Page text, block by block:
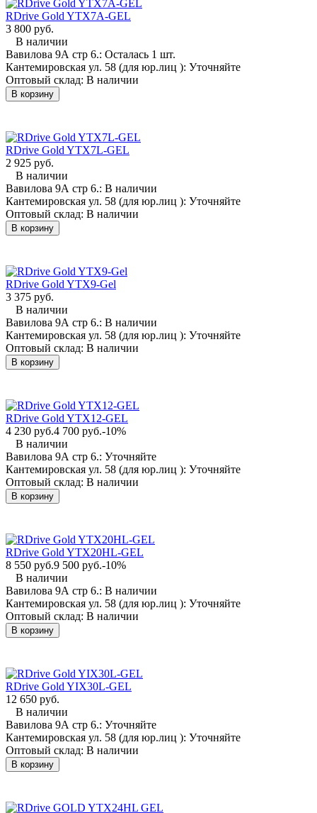
RDrive Gold YTX7A-GEL
3 800 руб.
В наличии
Вавилова 9А стр 6.: Осталась 1 шт.
Кантемировская ул. 58 (для юр.лиц ): Уточняйте
Оптовый склад: В наличии
В корзину
RDrive Gold YTX7L-GEL
2 925 руб.
В наличии
Вавилова 9А стр 6.: В наличии
Кантемировская ул. 58 (для юр.лиц ): Уточняйте
Оптовый склад: В наличии
В корзину
RDrive Gold YTX9-Gel
3 375 руб.
В наличии
Вавилова 9А стр 6.: В наличии
Кантемировская ул. 58 (для юр.лиц ): Уточняйте
Оптовый склад: В наличии
В корзину
RDrive Gold YTX12-GEL
4 230 руб.4 700 руб.-10%
В наличии
Вавилова 9А стр 6.: Уточняйте
Кантемировская ул. 58 (для юр.лиц ): Уточняйте
Оптовый склад: В наличии
В корзину
RDrive Gold YTX20HL-GEL
8 550 руб.9 500 руб.-10%
В наличии
Вавилова 9А стр 6.: В наличии
Кантемировская ул. 58 (для юр.лиц ): Уточняйте
Оптовый склад: В наличии
В корзину
RDrive Gold YIX30L-GEL
12 650 руб.
В наличии
Вавилова 9А стр 6.: Уточняйте
Кантемировская ул. 58 (для юр.лиц ): Уточняйте
Оптовый склад: В наличии
В корзину